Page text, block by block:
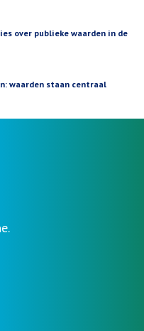
over publieke waarden in de
waarden staan centraal